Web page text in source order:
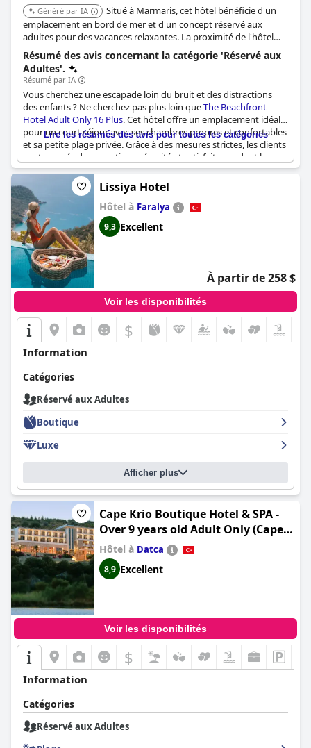
Généré par IA
Situé à Marmaris, cet hôtel bénéficie d'un
emplacement en bord de mer et d'un concept réservé aux
adultes pour des vacances relaxantes. La proximité de l'hôtel
avec la mer et son accent sur un environnement paisible en font
un excellent choix pour une évasion tranquille.
Résumé des avis concernant la catégorie 'Réservé aux
Adultes'.
Résumé par IA
Vous cherchez une escapade loin du bruit et des distractions
des enfants ? Ne cherchez pas plus loin queThe Beachfront
Hotel Adult Only 16 Plus. Cet hôtel offre un emplacement idéal
pour un court séjour avec ses chambres propres et confortables
et sa petite plage privée. Grâce à des mesures strictes, les clients
sont assurés de se sentir en sécurité et satisfaits pendant leur
séjour. De plus, la limite d'âge de 16 ans et plus signifie que la
paix et la tranquillité règnent à la fois dans l'hôtel et sur la plage.
L'emplacement est également à noter, car il est situé en bord de
mer et à distance de marche de la marina, du bazar et de la
vieille ville de Marmaris. N'hésitez pas à réserver votre séjour
dans ce paradis réservé aux adultes.
Lire les résumés des avis pour toutes les catégories
Lissiya Hotel
Hôtel à Faralya
9,3 Excellent
À partir de 258 $
Voir les disponibilités
$
Information
Catégories
Réservé aux Adultes
Boutique
Luxe
Afficher plus
Cape Krio Boutique Hotel & SPA -
Over 9 years old Adult Only (Cape
Krio Boutique Hotel & SPA - Over 12
years old Adult Only)
Hôtel à Datca
8,9 Excellent
Voir les disponibilités
$
Information
Catégories
Réservé aux Adultes